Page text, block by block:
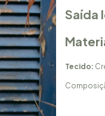
Saída
Tecido: